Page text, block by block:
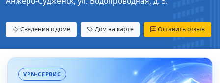
Сведения о доме Дом на карте Оставить отзыв
VPN-СЕРВИС